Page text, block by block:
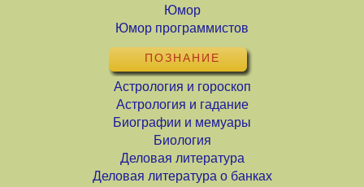
Юмор
Юмор программистов
ПОЗНАНИЕ
Астрология и гороскоп
Астрология и гадание
Биографии и мемуары
Биология
Деловая литература
Деловая литература о банках